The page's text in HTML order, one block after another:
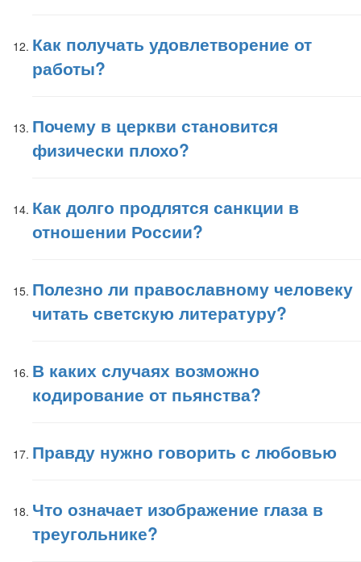
Как получать удовлетворение от
работы?
Почему в церкви становится
физически плохо?
Как долго продлятся санкции в
отношении России?
Полезно ли православному человеку
читать светскую литературу?
В каких случаях возможно
кодирование от пьянства?
Правду нужно говорить с любовью
Что означает изображение глаза в
треугольнике?